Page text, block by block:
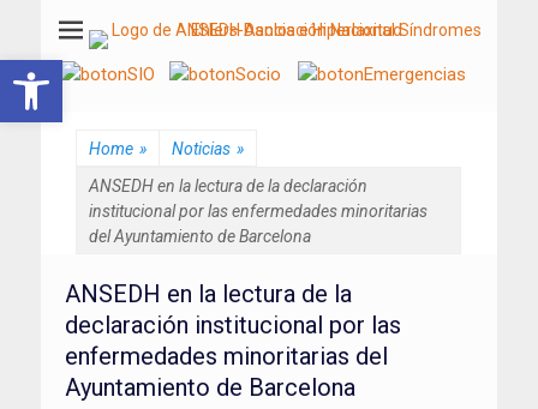
ANSEDH
Asociación Nacional del Síndrome de Ehlers-Danlos e Hiperlaxitud
Home » Noticias »
ANSEDH en la lectura de la declaración
institucional por las enfermedades minoritarias
del Ayuntamiento de Barcelona
ANSEDH en la lectura de la
declaración institucional por las
enfermedades minoritarias del
Ayuntamiento de Barcelona
Abrir barra de herramientas